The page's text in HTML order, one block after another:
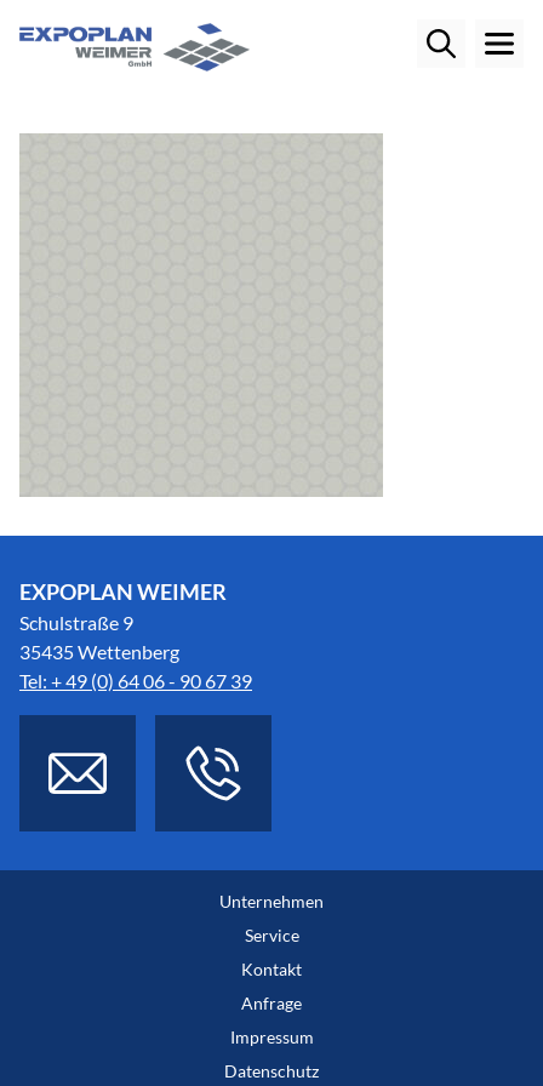
EXPOPLAN WEIMER
Schulstraße 9
35435 Wettenberg
Tel: + 49 (0) 64 06 - 90 67 39
Unternehmen
Service
Kontakt
Anfrage
Impressum
Datenschutz